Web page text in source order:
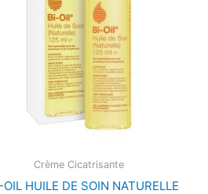
Crème Cicatrisante
OIL HUILE DE SOIN NATURELLE